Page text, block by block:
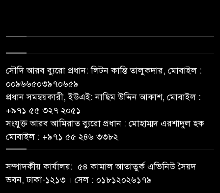
সৌদি আরব ব্যুরো প্রধান: লিটন কান্তি তালুকদার, মোবাইল :
০০৯৬৬৫০৩৯৭০৬৫৯
প্রধান সমন্বয়কারী, ইউএই: নাছিম উদ্দিন আকাশ, মোবাইল :
‪+৯৭১ ৫৫ ৩২৭ ২০৫১‬
সংযুক্ত আরব আমিরাত ব্যুরো প্রধান : মোহাম্মদ এরশাদুল হক
মোবাইল : +৯৭১ ৫৫ ২৪৬ ৩৩৮২
সম্পাদকীয় কার্যালয়: ৫৪ কামাল আতাতুর্ক এভিনিউ সৈয়দ
ভবন, ঢাকা-১২১৩ । সেল : ০১৮১২০২৬১৭৯